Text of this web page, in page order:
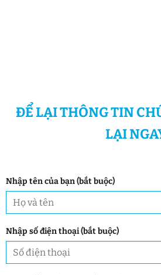
ĐỂ LẠI THÔNG TIN
LẠI
Nhập tên của bạn (bắt buộc)
Nhập số điện thoại (bắt buộc)